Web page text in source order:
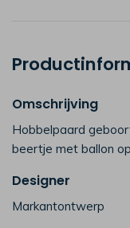
Omschrijving
Hobbelpaard
beertje met ballon
Designer
Markantontwerp